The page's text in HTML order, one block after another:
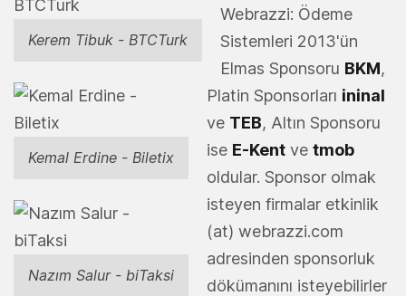
Kerem Tibuk - BTCTurk
Kemal Erdine - Biletix
Nazım Salur - biTaksi
Webrazzi: Ödeme
Sistemleri 2013'ün
Elmas Sponsoru BKM,
Platin Sponsorları ininal
ve TEB, Altın Sponsoru
ise E-Kent ve tmob
oldular. Sponsor olmak
isteyen firmalar etkinlik
(at) webrazzi.com
adresinden sponsorluk
dökümanını isteyebilirler